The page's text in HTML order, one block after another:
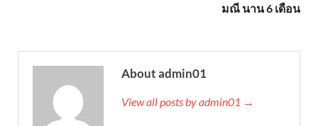
มณี นาน 6 เดือน
About admin01
View all posts by admin01 →